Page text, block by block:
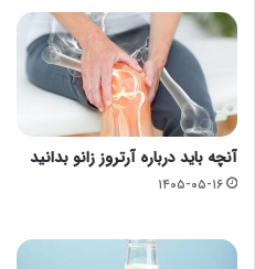
آنچه باید درباره آرتروز زانو بدانید
۱۴۰۵-۰۵-۱۶